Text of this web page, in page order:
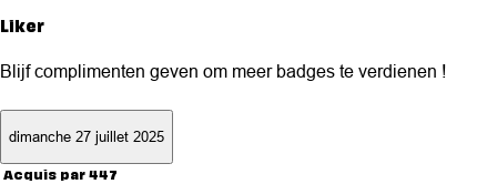
Liker
Blijf complimenten geven om meer badges te verdienen !
dimanche 27 juillet 2025
Acquis par 447